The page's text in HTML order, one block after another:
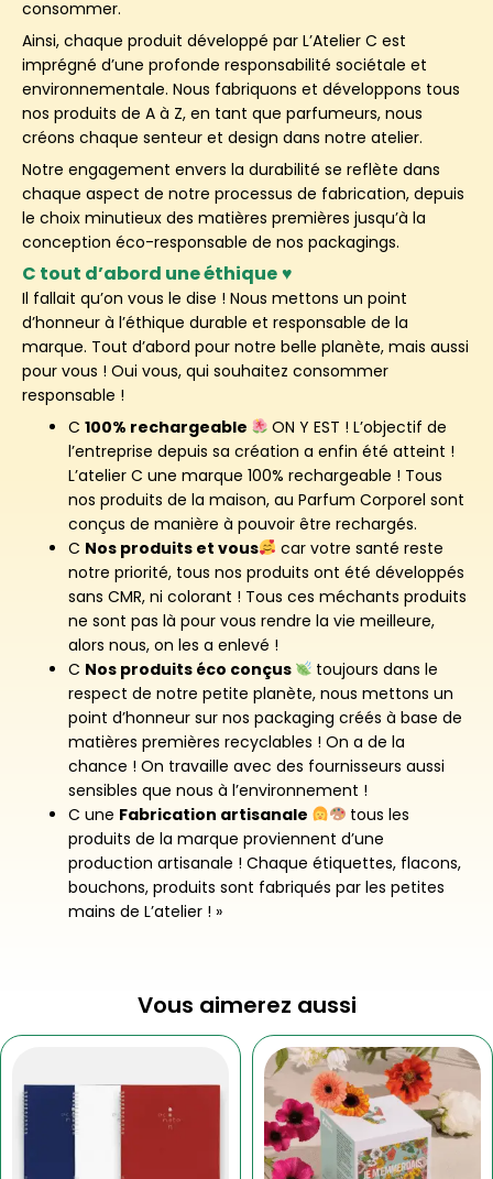
consommer.
Ainsi, chaque produit développé par L’Atelier C est
imprégné d’une profonde responsabilité sociétale et
environnementale. Nous fabriquons et développons tous
nos produits de A à Z, en tant que parfumeurs, nous
créons chaque senteur et design dans notre atelier.
Notre engagement envers la durabilité se reflète dans
chaque aspect de notre processus de fabrication, depuis
le choix minutieux des matières premières jusqu’à la
conception éco-responsable de nos packagings.
C tout d’abord une éthique♥
Il fallait qu’on vous le dise ! Nous mettons un point
d’honneur à l’éthique durable et responsable de la
marque. Tout d’abord pour notre belle planète, mais aussi
pour vous ! Oui vous, qui souhaitez consommer
responsable !
C 100% rechargeable
ON Y EST ! L’objectif de
l’entreprise depuis sa création a enfin été atteint !
L’atelier C une marque 100% rechargeable ! Tous
nos produits de la maison, au Parfum Corporel sont
conçus de manière à pouvoir être rechargés.
C Nos produits et vous
car votre santé reste
notre priorité, tous nos produits ont été développés
sans CMR, ni colorant ! Tous ces méchants produits
ne sont pas là pour vous rendre la vie meilleure,
alors nous, on les a enlevé !
C Nos produits éco conçus
toujours dans le
respect de notre petite planète, nous mettons un
point d’honneur sur nos packaging créés à base de
matières premières recyclables ! On a de la
chance ! On travaille avec des fournisseurs aussi
sensibles que nous à l’environnement !
C une Fabrication artisanale
tous les
produits de la marque proviennent d’une
production artisanale ! Chaque étiquettes, flacons,
bouchons, produits sont fabriqués par les petites
mains de L’atelier ! »
Vous aimerez aussi
a
plusieurs